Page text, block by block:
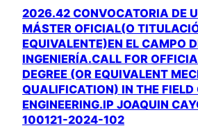
2026.42 CONVOCATORIA DE
MÁSTER OFICIAL(O
EQUIVALENTE)EN EL CAMPO
INGENIERÍA.CALL FOR
DEGREE (OR EQUIVALENT
QUALIFICATION) IN THE FIELD
ENGINEERING.IP JOAQUIN
100121-2024-102